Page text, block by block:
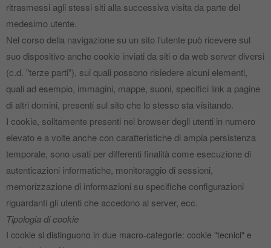
ritrasmessi agli stessi siti alla successiva visita da parte del
medesimo utente.
Nel corso della navigazione su un sito l'utente può ricevere sul
suo dispositivo anche cookie inviati da siti o da web server diversi
(c.d. "terze parti"), sui quali possono risiedere alcuni elementi,
quali ad esempio, immagini, mappe, suoni, specifici link a pagine
di altri domini, presenti sul sito che lo stesso sta visitando.
I cookie, solitamente presenti nei browser degli utenti in numero
elevato e a volte anche con caratteristiche di ampia persistenza
temporale, sono usati per differenti finalità come esecuzione di
autenticazioni informatiche, monitoraggio di sessioni,
memorizzazione di informazioni su specifiche configurazioni
riguardanti gli utenti che accedono al server, ecc.
Tipologia di cookie
I cookie si distinguono in due macro‐categorie: cookie "tecnici" e